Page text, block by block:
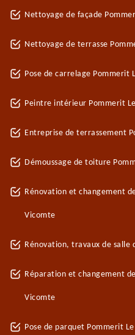
Nettoyage de façade
Nettoyage de terrasse
Pose de carrelage Pommerit
Peintre intérieur Pommerit
Entreprise de terrassement
Démoussage de toiture
Rénovation et changement
Vicomte
Rénovation, travaux de salle
Réparation et changement
Vicomte
Pose de parquet Pommerit